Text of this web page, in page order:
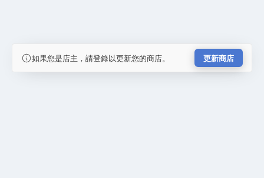
如果您是店主，請登錄以更新您的商店。 更新商店